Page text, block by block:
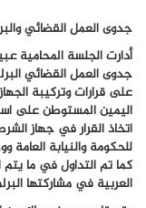
جدوى العمل القضائي
أدارت الجلسة المحامية
جدوى العمل القضائي
على قرارات وتركيبة
اليمين المستوطن على
اتخاذ القرار في جهاز
للحكومة والنيابة
كما تم التداول في ما يتم
العربية في مشاركتها